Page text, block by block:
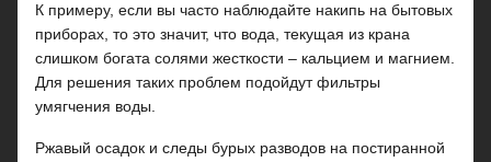
К примеру, если вы часто наблюдайте накипь на бытовых
приборах, то это значит, что вода, текущая из крана
слишком богата солями жесткости – кальцием и магнием.
Для решения таких проблем подойдут фильтры
умягчения воды.
Ржавый осадок и следы бурых разводов на постиранной